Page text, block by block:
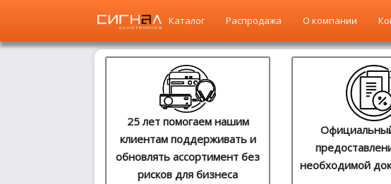
Каталог Распродажа О компании
25 лет помогаем нашим
клиентам поддерживать и
обновлять ассортимент без
рисков для бизнеса
необходимой